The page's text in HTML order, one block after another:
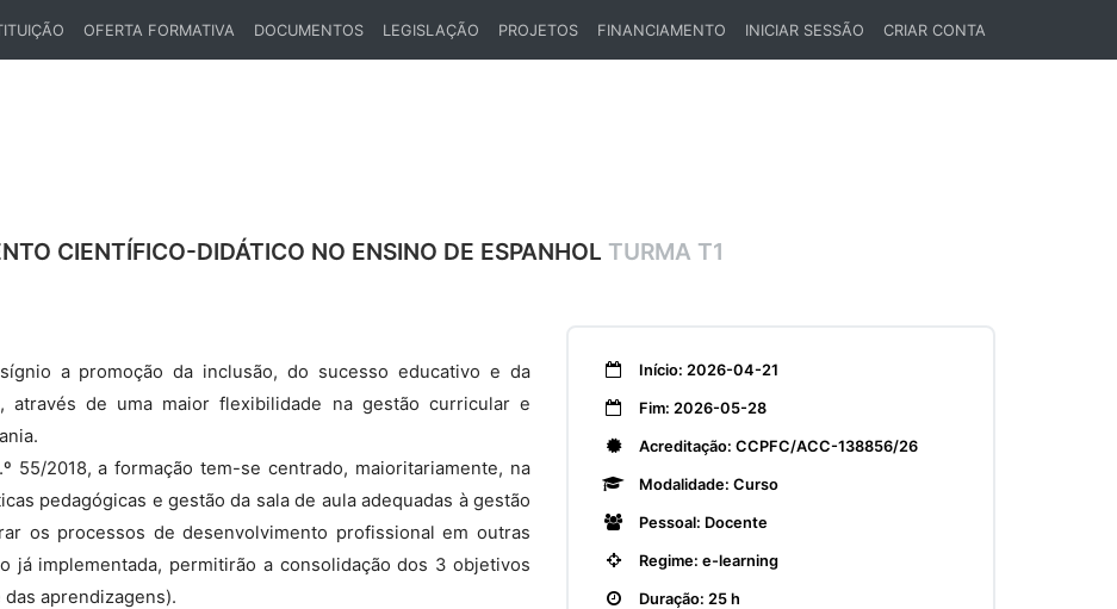
OFERTA FORMATIVA DOCUMENTOS LEGISLAÇÃO PROJETOS FINANCIAMENTO INICIAR SESSÃO CRIAR CONTA
CIENTÍFICO-DIDÁTICO NO ENSINO DE ESPANHOL TURMA T1
a promoção da inclusão, do sucesso educativo e da
através de uma maior flexibilidade na gestão curricular e
55/2018, a formação tem-se centrado, maioritariamente, na
pedagógicas e gestão da sala de aula adequadas à gestão
os processos de desenvolvimento profissional em outras
já implementada, permitirão a consolidação dos 3 objetivos
aprendizagens).
Início: 2026-04-21
Fim: 2026-05-28
Acreditação: CCPFC/ACC-138856/26
Modalidade: Curso
Pessoal: Docente
Regime: e-learning
Duração: 25 h